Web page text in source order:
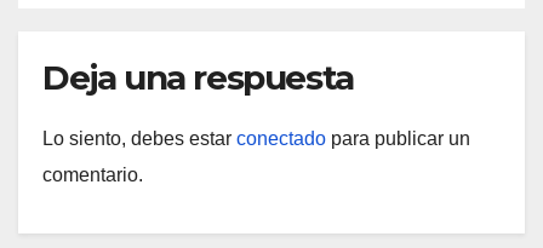
Deja una respuesta
Lo siento, debes estar conectado para publicar un
comentario.